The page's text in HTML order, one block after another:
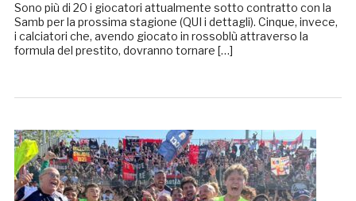
Sono più di 20 i giocatori attualmente sotto contratto con la
Samb per la prossima stagione (QUI i dettagli). Cinque, invece,
i calciatori che, avendo giocato in rossoblù attraverso la
formula del prestito, dovranno tornare […]